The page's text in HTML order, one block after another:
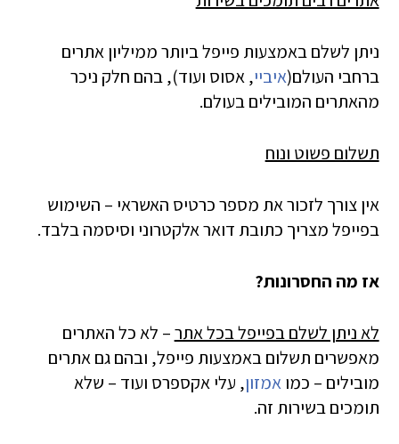
ניתן לשלם באמצעות פייפל ביותר ממיליון אתרים
ברחבי העולם(איביי, אסוס ועוד), בהם חלק ניכר
מהאתרים המובילים בעולם.
תשלום פשוט ונוח
אין צורך לזכור את מספר כרטיס האשראי – השימוש
בפייפל מצריך כתובת דואר אלקטרוני וסיסמה בלבד.
אז מה החסרונות?
לא ניתן לשלם בפייפל בכל אתר– לא כל האתרים
מאפשרים תשלום באמצעות פייפל, ובהם גם אתרים
מובילים – כמואמזון, עלי אקספרס ועוד – שלא
תומכים בשירות זה.